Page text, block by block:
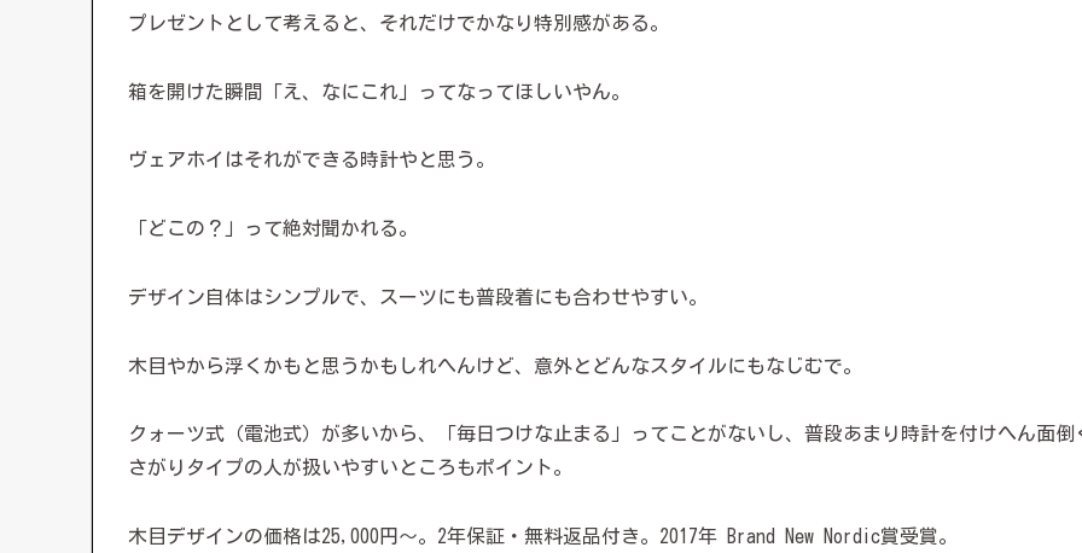
プレゼントとして考えると、それだけでかなり特別感がある。
箱を開けた瞬間「え、なにこれ」ってなってほしいやん。
ヴェアホイはそれができる時計やと思う。
「どこの？」って絶対聞かれる。
デザイン自体はシンプルで、スーツにも普段着にも合わせやすい。
木目やから浮くかもと思うかもしれへんけど、意外とどんなスタイルにもなじむで。
クォーツ式（電池式）が多いから、「毎日つけな止まる」ってことがないし、普段あまり時計を付けへん面倒
さがりタイプの人が扱いやすいところもポイント。
木目デザインの価格は25,000円〜。2年保証・無料返品付き。2017年 Brand New Nordic賞受賞。